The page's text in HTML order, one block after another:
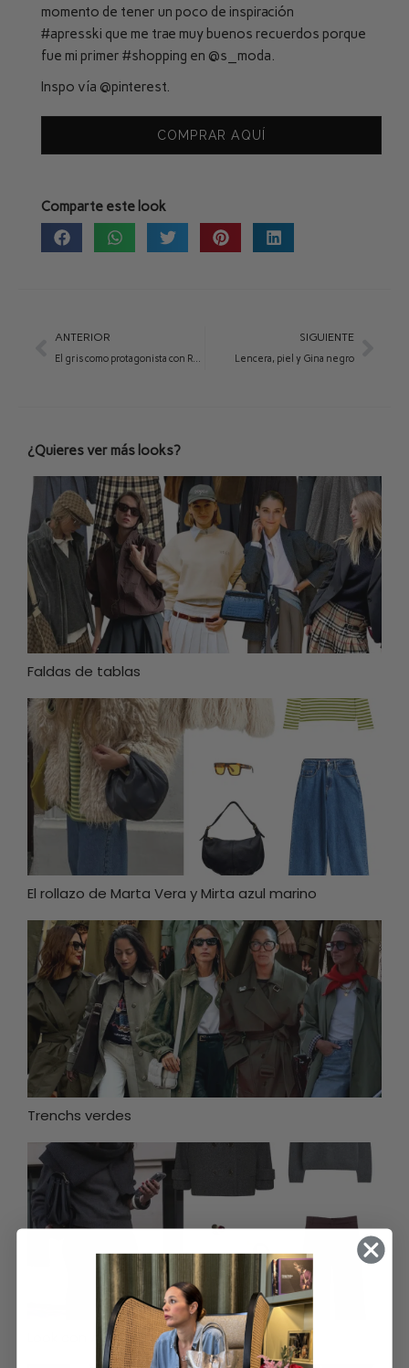
momento de tener un poco de inspiración
#apresski que me trae muy buenos recuerdos porque
fue mi primer #shopping en @s_moda.
Inspo vía @pinterest.
COMPRAR AQUÍ
Comparte este look
ANTERIOR
El gris como protagonista con Renata camel
SIGUIENTE
Lencera, piel y Gina negro
¿Quieres ver más looks?
Faldas de tablas
El rollazo de Marta Vera y Mirta azul marino
Trenchs verdes
Look con Adidas Samba y Coco negro